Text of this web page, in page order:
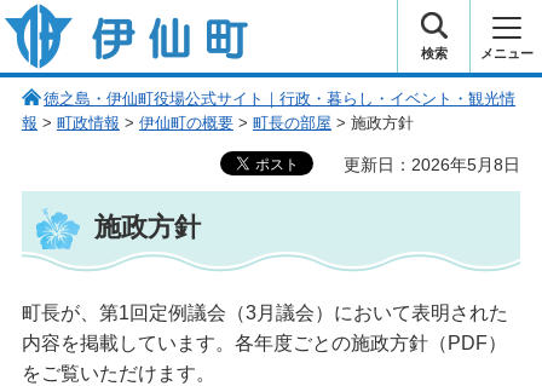
伊仙町 健康・長寿と子宝の町
検索 メニュー
徳之島・伊仙町役場公式サイト｜行政・暮らし・イベント・観光情
報 > 町政情報 > 伊仙町の概要> 町長の部屋 > 施政方針
更新日：2026年5月8日
施政方針
町長が、第1回定例議会（3月議会）において表明された
内容を掲載しています。各年度ごとの施政方針（PDF）
をご覧いただけます。